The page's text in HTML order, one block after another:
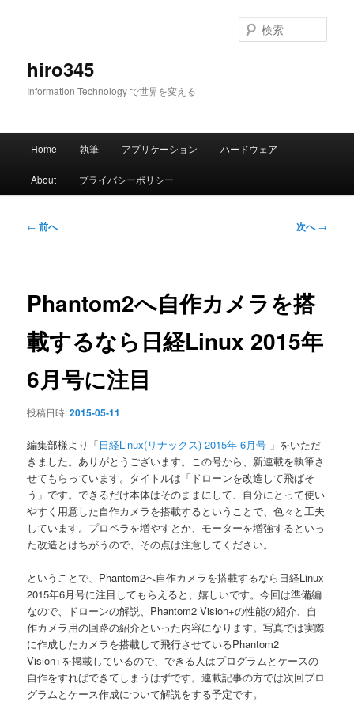
hiro345
Information Technology で世界を変える
索
メ
Home 執筆 アプリケーション ハードウェア
About プライバシーポリシー
投
ー
ョ
ン
← 前へ 次へ→
Phantom2へ自作カメラを搭
載するなら日経Linux 2015年
6月号に注目
投稿日時:2015-05-11
編集部様より「日経Linux(リナックス) 2015年 6月号 」をいただ
きました。ありがとうございます。この号から、新連載を執筆さ
せてもらっています。タイトルは「ドローンを改造して飛ばそ
う」です。できるだけ本体はそのままにして、自分にとって使い
やすく用意した自作カメラを搭載するということで、色々と工夫
しています。プロペラを増やすとか、モーターを増強するといっ
た改造とはちがうので、その点は注意してください。
ということで、Phantom2へ自作カメラを搭載するなら日経Linux
2015年6月号に注目してもらえると、嬉しいです。今回は準備編
なので、ドローンの解説、Phantom2 Vision+の性能の紹介、自
作カメラ用の回路の紹介といった内容になります。写真では実際
に作成したカメラを搭載して飛行させているPhantom2
Vision+を掲載しているので、できる人はプログラムとケースの
自作をすればできてしまうはずです。連載記事の方では次回プロ
グラムとケース作成について解説をする予定です。